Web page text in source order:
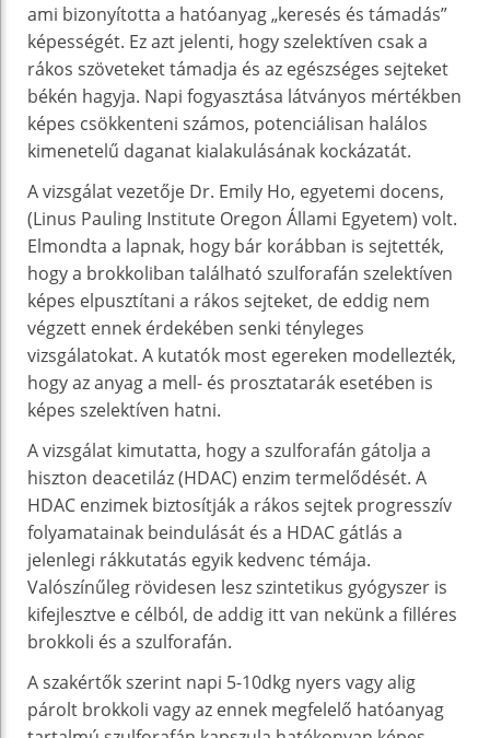
ami bizonyította a hatóanyag „keresés és támadás”
képességét. Ez azt jelenti, hogy szelektíven csak a
rákos szöveteket támadja és az egészséges sejteket
békén hagyja. Napi fogyasztása látványos mértékben
képes csökkenteni számos, potenciálisan halálos
kimenetelű daganat kialakulásának kockázatát.
A vizsgálat vezetője Dr. Emily Ho, egyetemi docens,
(Linus Pauling Institute Oregon Állami Egyetem) volt.
Elmondta a lapnak, hogy bár korábban is sejtették,
hogy a brokkoliban található szulforafán szelektíven
képes elpusztítani a rákos sejteket, de eddig nem
végzett ennek érdekében senki tényleges
vizsgálatokat. A kutatók most egereken modellezték,
hogy az anyag a mell- és prosztatarák esetében is
képes szelektíven hatni.
A vizsgálat kimutatta, hogy a szulforafán gátolja a
hiszton deacetiláz (HDAC) enzim termelődését. A
HDAC enzimek biztosítják a rákos sejtek progresszív
folyamatainak beindulását és a HDAC gátlás a
jelenlegi rákkutatás egyik kedvenc témája.
Valószínűleg rövidesen lesz szintetikus gyógyszer is
kifejlesztve e célból, de addig itt van nekünk a filléres
brokkoli és a szulforafán.
A szakértők szerint napi 5-10dkg nyers vagy alig
párolt brokkoli vagy az ennek megfelelő hatóanyag